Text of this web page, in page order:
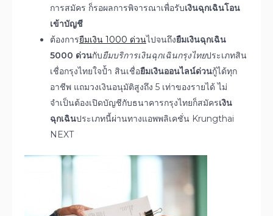
การสมัคร ก็รอผลการพิจารณาเพื่อรับเงินฉุกเฉินโอน
เข้าบัญชี
ต้องการยืมเงิน 1000 ด่วนไปจนถึงยืมเงินฉุกเฉิน
5000 ด่วนกับยืมบริการเงินฉุกเฉินกรุงไทยประเภทสิน
เชื่อกรุงไทยใจป้ำ สินเชื่อยืมเงินออนไลน์ด่วนกู้ได้ทุก
อาชีพ แถมวงเงินอนุมัติสูงถึง 5 เท่าของรายได้ ไม่
จำเป็นต้องเปิดบัญชีกับธนาคารกรุงไทยก็สมัครเงิน
ฉุกเฉินประเภทนี้ผ่านทางแอพพลิเคชั่น Krungthai
NEXT